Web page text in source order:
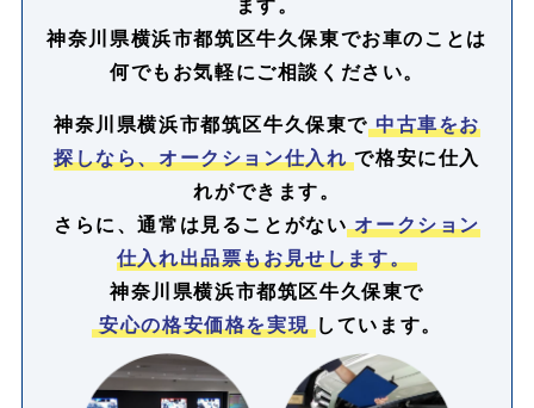
神奈川県横浜市都筑区牛久保東でお車のことは
何でもお気軽にご相談ください。
神奈川県横浜市都筑区牛久保東で 中古車をお
探しなら、オークション仕入れ で格安に仕入
れができます。
さらに、通常は見ることがない オークション
仕入れ出品票もお見せします。
神奈川県横浜市都筑区牛久保東で
安心の格安価格を実現 しています。